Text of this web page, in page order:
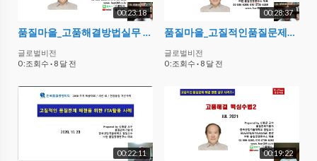
00:23:18
품질마을_고품해결방법실무 시리즈3_고품해결핵심수법1
글로벌비전
0 :조회수 · 8 달 전
00:28:37
품질마을_고질적인품질문제해결을 위한 샤이닌기법 활용 사례
글로벌비전
0 :조회수 · 8 달 전
00:22:11 00:19:22